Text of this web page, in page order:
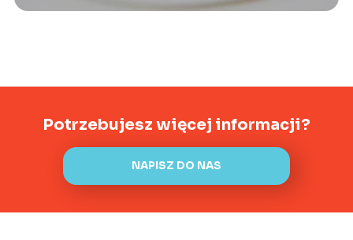
Potrzebujesz więcej informacji?
NAPISZ DO NAS